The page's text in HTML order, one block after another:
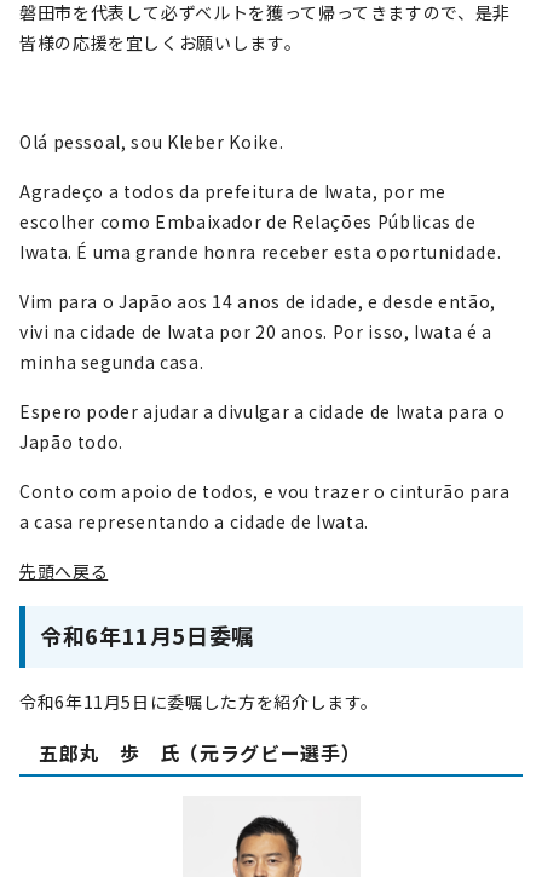
磐田市を代表して必ずベルトを獲って帰ってきますので、是非
皆様の応援を宜しくお願いします。
Olá pessoal, sou Kleber Koike.
Agradeço a todos da prefeitura de Iwata, por me
escolher como Embaixador de Relações Públicas de
Iwata. É uma grande honra receber esta oportunidade.
Vim para o Japão aos 14 anos de idade, e desde então,
vivi na cidade de Iwata por 20 anos. Por isso, Iwata é a
minha segunda casa.
Espero poder ajudar a divulgar a cidade de Iwata para o
Japão todo.
Conto com apoio de todos, e vou trazer o cinturão para
a casa representando a cidade de Iwata.
先頭へ戻る
令和6年11月5日委嘱
令和6年11月5日に委嘱した方を紹介します。
五郎丸 歩 氏（元ラグビー選手）